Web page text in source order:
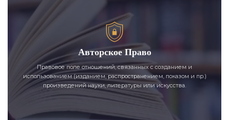
Авторское Право
Правовое поле отношений, связанных с созданием и
использованием (изданием, распространением, показом и пр.)
произведений науки, литературы или искусства.